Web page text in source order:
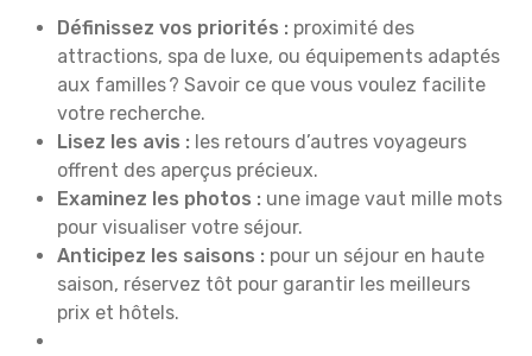
Définissez vos priorités : proximité des
attractions, spa de luxe, ou équipements adaptés
aux familles ? Savoir ce que vous voulez facilite
votre recherche.
Lisez les avis : les retours d’autres voyageurs
offrent des aperçus précieux.
Examinez les photos : une image vaut mille mots
pour visualiser votre séjour.
Anticipez les saisons : pour un séjour en haute
saison, réservez tôt pour garantir les meilleurs
prix et hôtels.